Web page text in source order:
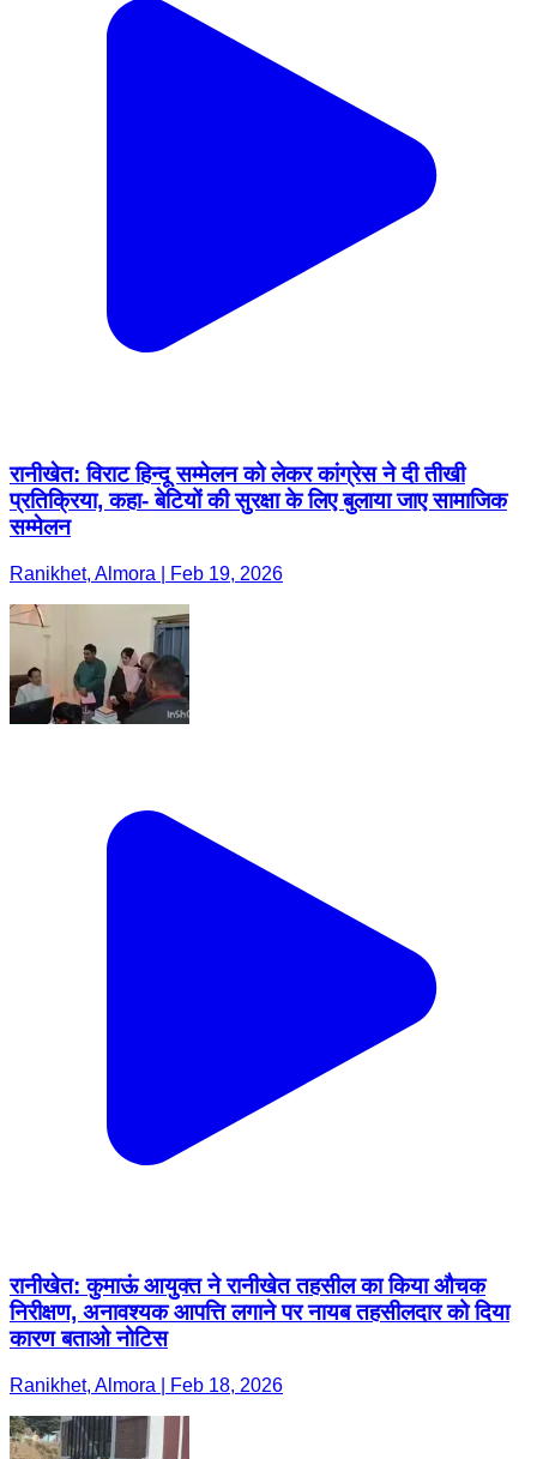
रानीखेत: विराट हिन्दू सम्मेलन को लेकर कांग्रेस ने दी तीखी
प्रतिक्रिया, कहा- बेटियों की सुरक्षा के लिए बुलाया जाए सामाजिक
सम्मेलन
Ranikhet, Almora | Feb 19, 2026
रानीखेत: कुमाऊं आयुक्त ने रानीखेत तहसील का किया औचक
निरीक्षण, अनावश्यक आपत्ति लगाने पर नायब तहसीलदार को दिया
कारण बताओ नोटिस
Ranikhet, Almora | Feb 18, 2026